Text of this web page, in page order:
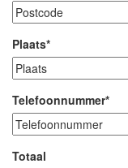
Plaats*
Telefoonnummer*
Totaal